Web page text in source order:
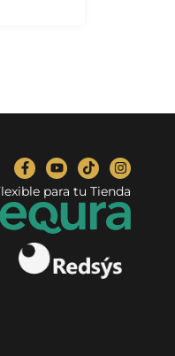
para tu Tienda